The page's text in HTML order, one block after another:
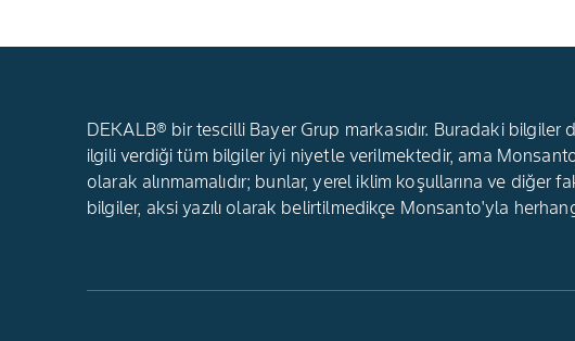
DEKALB® bir tescilli Bayer Grup markasıdır. Buradaki bilgiler
ilgili verdiği tüm bilgiler iyi niyetle verilmektedir, ama
olarak alınmamalıdır; bunlar, yerel iklim koşullarına ve
bilgiler, aksi yazılı olarak belirtilmedikçe Monsanto'yla